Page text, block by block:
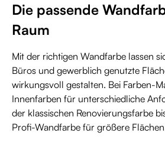
Die passende
Raum
Mit der richtigen Wandfarbe lassen
Büros und gewerblich genutzte
wirkungsvoll gestalten. Bei Farben-
Innenfarben für unterschiedliche
der klassischen Renovierungsfarbe
Profi-Wandfarbe für größere